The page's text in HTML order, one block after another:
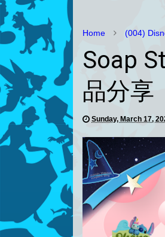
Home (004)
Soap
品分享
Sunday, March 17,